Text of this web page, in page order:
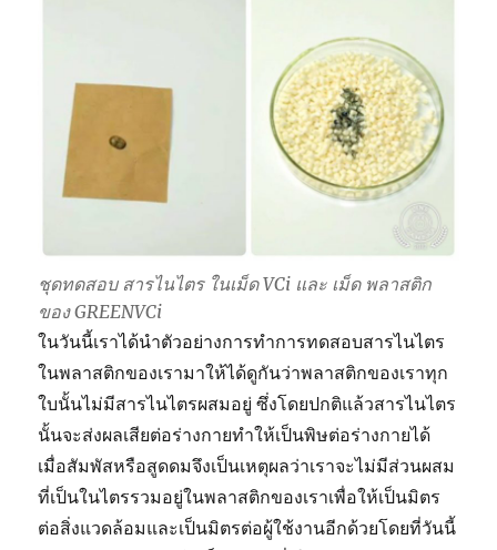
ชุดทดสอบ สารไนไตร ในเม็ด VCi และ เม็ด พลาสติก
ของ GREENVCi
ในวันนี้เราได้นำตัวอย่างการทำการทดสอบสารไนไตร
ในพลาสติกของเรามาให้ได้ดูกันว่าพลาสติกของเราทุก
ใบนั้นไม่มีสารไนไตรผสมอยู่ ซึ่งโดยปกติแล้วสารไนไตร
นั้นจะส่งผลเสียต่อร่างกายทำให้เป็นพิษต่อร่างกายได้
เมื่อสัมพัสหรือสูดดมจึงเป็นเหตุผลว่าเราจะไม่มีส่วนผสม
ที่เป็นในไตรรวมอยู่ในพลาสติกของเราเพื่อให้เป็นมิตร
ต่อสิ่งแวดล้อมและเป็นมิตรต่อผู้ใช้งานอีกด้วยโดยที่วันนี้